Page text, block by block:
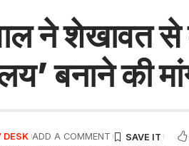
ने शेखावत से
बनाने की
DESK ADD A COMMENT